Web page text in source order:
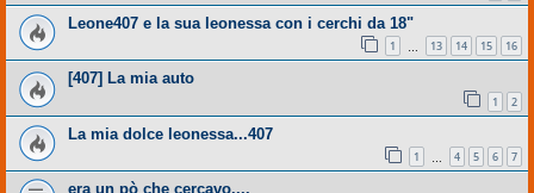
Leone407 e la sua leonessa con i cerchi da 18"
1 13 14 15 16
[407] La mia auto
1 2
La mia dolce leonessa...407
1 4 5 6 7
era un pò che cercavo....